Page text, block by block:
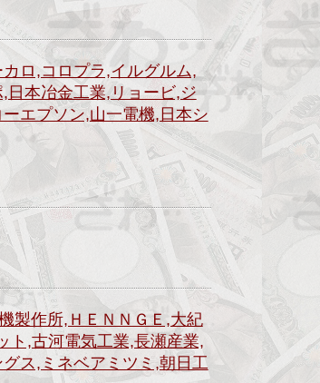
ロ,コロプラ,イルグルム,
日本冶金工業,リョービ,ジ
エプソン,山一電機,日本シ
製作所,ＨＥＮＮＧＥ,大紀
ト,古河電気工業,長瀬産業,
ス,ミネベアミツミ,朝日工